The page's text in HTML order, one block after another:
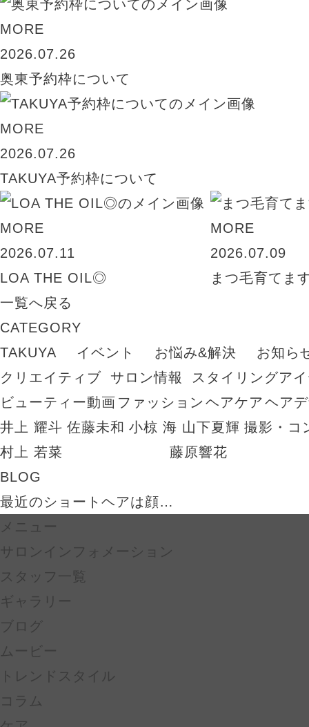
MORE
2026.07.26
奥東予約枠について
MORE
2026.07.26
TAKUYA予約枠について
MORE
2026.07.11
LOA THE OIL◎
MORE
2026.07.09
まつ毛育てま
一覧へ戻る
CATEGORY
TAKUYA
イベント お悩み&解決
お知ら
クリエイティブ
サロン情報
スタイリングア
ビューティー動画 ファッションヘアケアヘア
井上 耀斗 佐藤未和 小椋 海 山下夏輝 撮影・コ
村上 若菜
藤原響花
BLOG
最近のショートヘアは顔…
メニュー
サロンインフォメーション
スタッフ一覧
ギャラリー
ブログ
ムービー
トレンドスタイル
コラム